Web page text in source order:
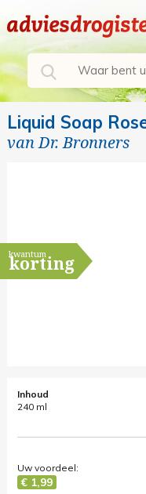
Liquid Soap
vanDr. Bronners
kwantum
korting
Inhoud
240 ml
Uw voordeel:
€ 1,99